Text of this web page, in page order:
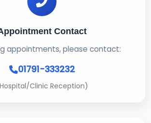
Contact
appointments, please contact:
01791-333232
Clinic Reception)